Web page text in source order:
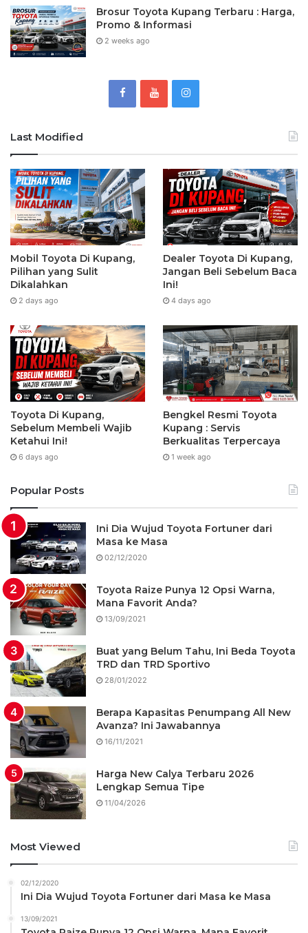
Brosur Toyota Kupang Terbaru : Harga,
Promo & Informasi
2 weeks ago
Last Modified
Mobil Toyota Di Kupang,
Pilihan yang Sulit
Dikalahkan
2 days ago
Dealer Toyota Di Kupang,
Jangan Beli Sebelum Baca
Ini!
4 days ago
Toyota Di Kupang,
Sebelum Membeli Wajib
Ketahui Ini!
6 days ago
Bengkel Resmi Toyota
Kupang : Servis
Berkualitas Terpercaya
1 week ago
Popular Posts
Ini Dia Wujud Toyota Fortuner dari
Masa ke Masa
02/12/2020
Toyota Raize Punya 12 Opsi Warna,
Mana Favorit Anda?
13/09/2021
Buat yang Belum Tahu, Ini Beda Toyota
TRD dan TRD Sportivo
28/01/2022
Berapa Kapasitas Penumpang All New
Avanza? Ini Jawabannya
16/11/2021
Harga New Calya Terbaru 2026
Lengkap Semua Tipe
11/04/2026
Most Viewed
02/12/2020
Ini Dia Wujud Toyota Fortuner dari Masa ke Masa
13/09/2021